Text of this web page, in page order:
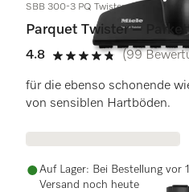
SBB 300-3 PQ Twister
Parquet Twister –
4.8
4.8 Sterne von 5
(99
für die ebenso schonende
von sensiblen Hartböden.
Auf Lager: Bei Bestellung vor
Versand noch heute